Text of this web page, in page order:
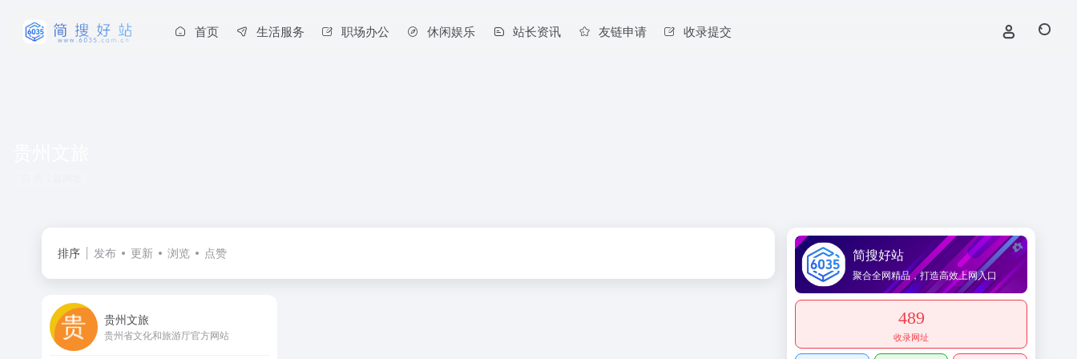
首页 生活服务 职场办公 休闲娱乐 站长资讯 友链申请 收录提交
排序 发布 更新 浏览 点赞
贵州文旅
贵州省文化和旅游厅官方网站
简搜好站
聚合全网精品，打造高效上网入口
489
收录网址